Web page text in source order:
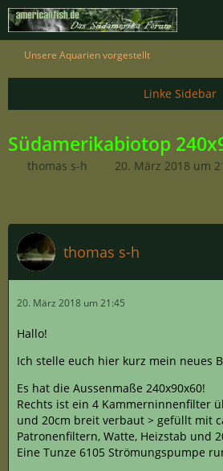
Unsere Aquarien vorgestellt
Südamerikabiotop
thomas s-h 20. März 2018 um
thomas s-h
20. März 2018 um 21:45
Hallo!
Ich stelle euch hier kurz mein neues
Es hat die Aussenmaße 240x90x60!
Rechts ist ein 4 Kammerninnenfilter
und 20cm breit verbaut > gefüllt mit
Patronenfiltern, Watte, Heizstab und
Eine Tunze 6105 Strömungspumpe